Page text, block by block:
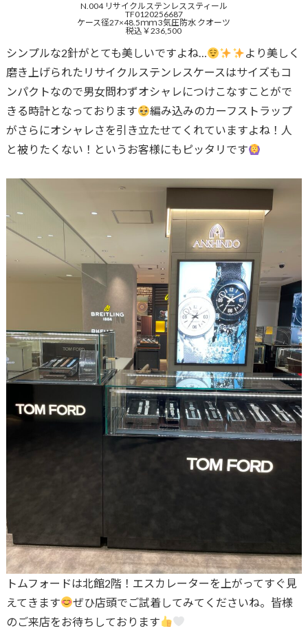
N.004 リサイクルステンレススティール
TF0120256687
ケース径27×48.5ｍｍ 3気圧防水 クオーツ
税込￥236,500
シンプルな2針がとても美しいですよね…
より美しく
磨き上げられたリサイクルステンレスケースはサイズもコ
ンパクトなので男女問わずオシャレにつけこなすことがで
きる時計となっております
編み込みのカーフストラップ
がさらにオシャレさを引き立たせてくれていますよね！人
と被りたくない！というお客様にもピッタリです
トムフォードは北館2階！エスカレーターを上がってすぐ見
えてきます
ぜひ店頭でご試着してみてくださいね。皆様
のご来店をお待ちしております